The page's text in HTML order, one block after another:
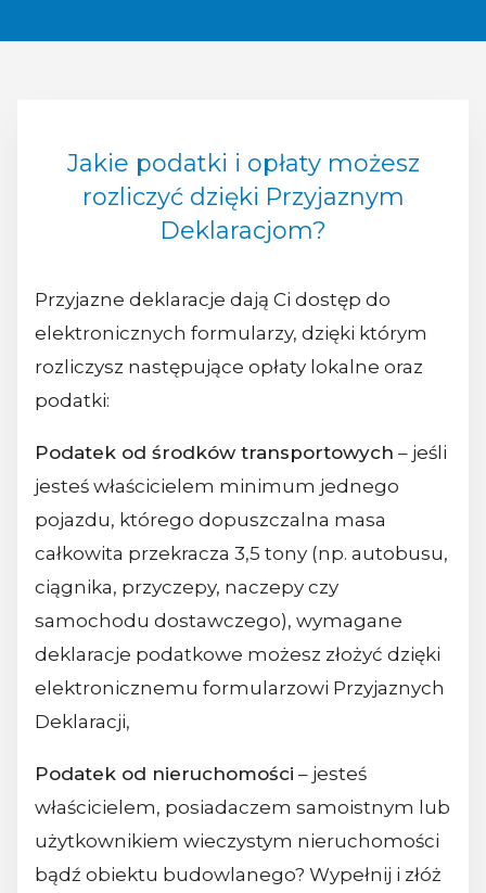
Jakie podatki i opłaty możesz
rozliczyć dzięki Przyjaznym
Deklaracjom?
Przyjazne deklaracje dają Ci dostęp do
elektronicznych formularzy, dzięki którym
rozliczysz następujące opłaty lokalne oraz
podatki:
Podatek od środków transportowych – jeśli
jesteś właścicielem minimum jednego
pojazdu, którego dopuszczalna masa
całkowita przekracza 3,5 tony (np. autobusu,
ciągnika, przyczepy, naczepy czy
samochodu dostawczego), wymagane
deklaracje podatkowe możesz złożyć dzięki
elektronicznemu formularzowi Przyjaznych
Deklaracji,
Podatek od nieruchomości – jesteś
właścicielem, posiadaczem samoistnym lub
użytkownikiem wieczystym nieruchomości
bądź obiektu budowlanego? Wypełnij i złóż